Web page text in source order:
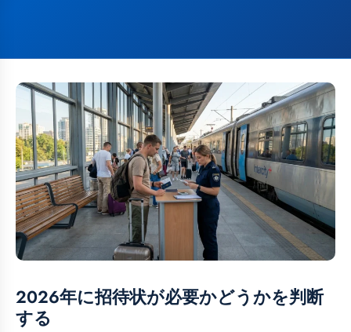
2026年に招待状が必要かどうかを判断
する